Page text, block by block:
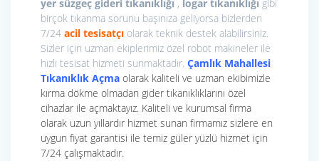
yer süzgeç gideri tıkanıklığı , logar tıkanıklığı gibi
birçok tıkanma sorunu başınıza geliyorsa bizlerden
7/24 acil tesisatçı olarak teknik destek alabilirsiniz.
Sizler için uzman ekiplerimiz özel robot makineler ile
hızlı tesisat hizmeti sunmaktadır. Çamlık Mahallesi
Tıkanıklık Açma olarak kaliteli ve uzman ekibimizle
kırma dökme olmadan gider tıkanıklıklarını özel
cihazlar ile açmaktayız. Kaliteli ve kurumsal firma
olarak uzun yıllardır hizmet sunan firmamız sizlere en
uygun fiyat garantisi ile temiz güler yüzlü hizmet için
7/24 çalışmaktadır.